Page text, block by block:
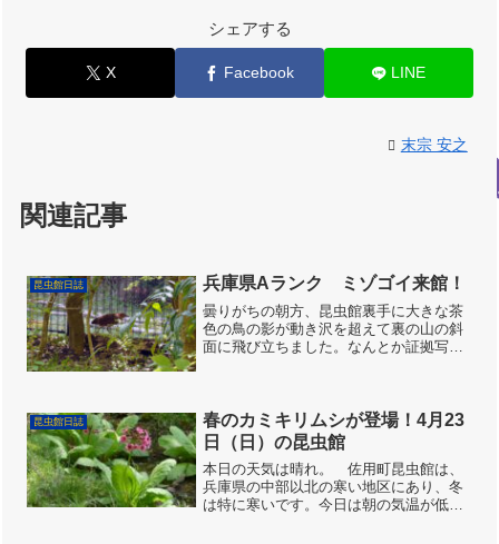
シェアする
X Facebook LINE
末宗 安之
関連記事
昆虫館日誌 兵庫県Aランク ミゾゴイ来館！
曇りがちの朝方、昆虫館裏手に大きな茶
色の鳥の影が動き沢を超えて裏の山の斜
面に飛び立ちました。なんとか証拠写真
てやってくるのですがサ...
昆虫館日誌
春のカミキリムシが登場！4月23
日（日）の昆虫館
本日の天気は晴れ。 佐用町昆虫館は、
兵庫県の中部以北の寒い地区にあり、冬
は特に寒いです。今日は朝の気温が低